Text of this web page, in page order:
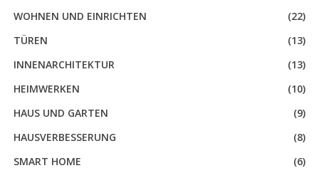
WOHNEN UND EINRICHTEN
(22)
TÜREN
(13)
INNENARCHITEKTUR
(13)
HEIMWERKEN
(10)
HAUS UND GARTEN
(9)
HAUSVERBESSERUNG
(8)
SMART HOME
(6)